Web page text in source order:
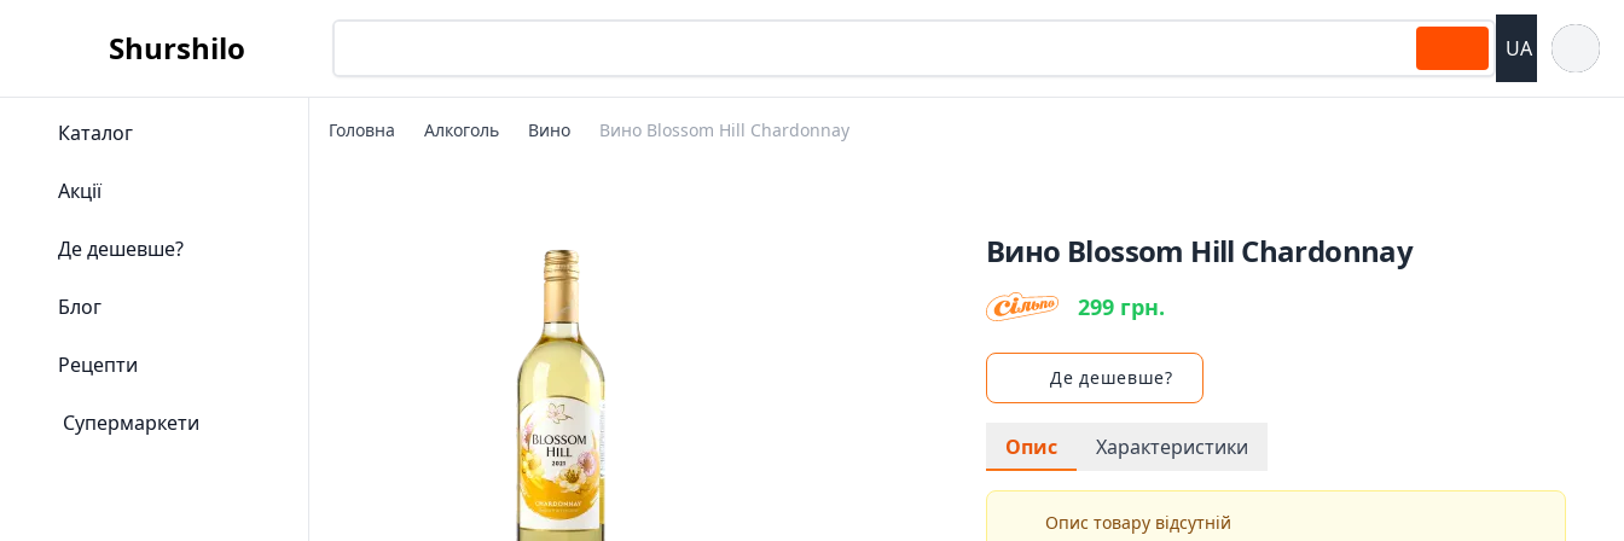
Shurshilo UA
Каталог
Акції
Де дешевше?
Блог
Рецепти
Супермаркети
Головна Алкоголь Вино Вино Blossom Hill Chardonnay
Вино Blossom Hill Chardonnay
299 грн.
Де дешевше?
Опис Характеристики
Опис товару відсутній